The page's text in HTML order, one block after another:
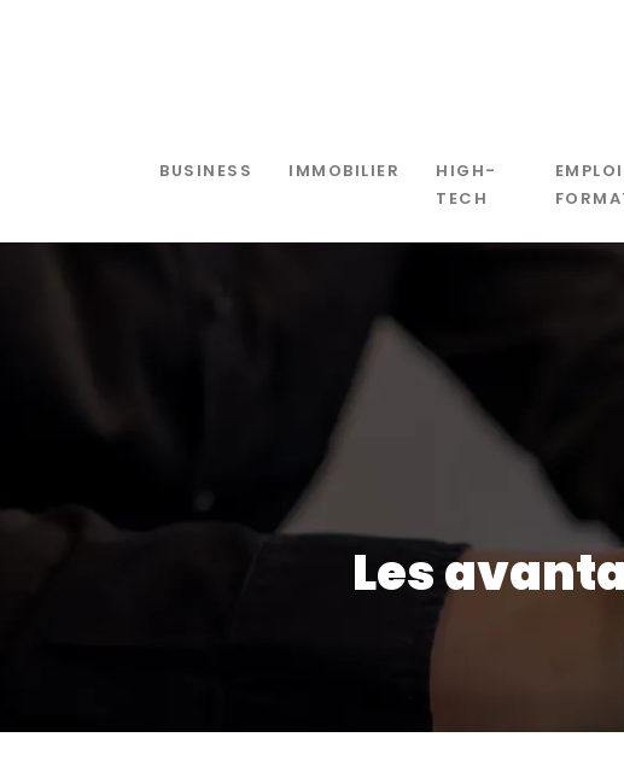
BUSINESS IMMOBILIER
HIGH-
TECH
Les